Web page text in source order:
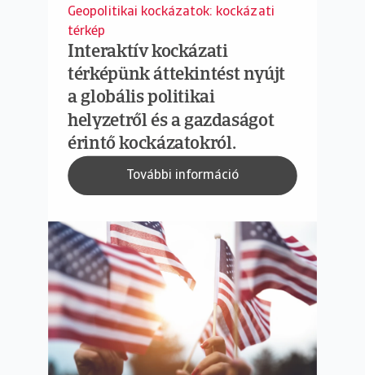
Geopolitikai kockázatok: kockázati
térkép
Interaktív kockázati
térképünk áttekintést nyújt
a globális politikai
helyzetről és a gazdaságot
érintő kockázatokról.
További információ